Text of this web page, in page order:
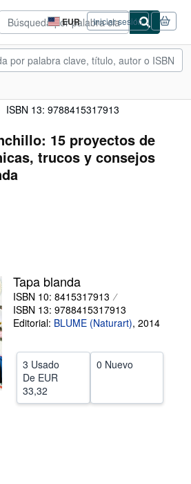
EUR
Preferencias
de
compra
del
Iniciar sesión
CERRAR
ISBN 13: 9788415317913
15 proyectos de
trucos y consejos
Tapa blanda
ISBN 10: 8415317913
ISBN 13: 9788415317913
Editorial: BLUME (Naturart), 2014
3 Usado
De EUR
33,32
0 Nuevo